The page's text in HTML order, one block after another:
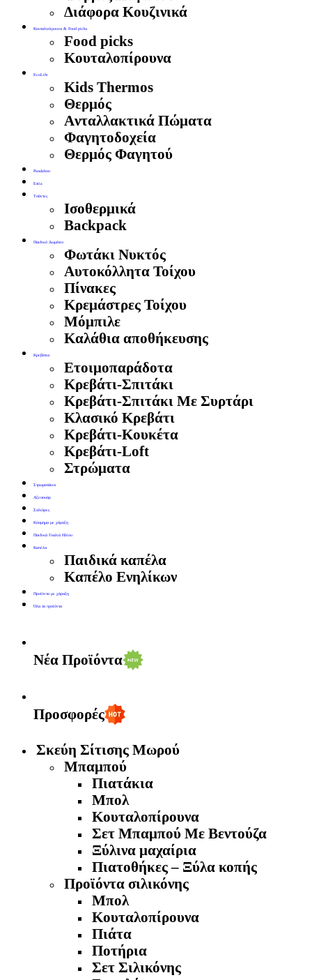
Διάφορα Κουζινικά
Κουταλοπίρουνα & Food picks
Food picks
Κουταλοπίρουνα
EcoLife
Kids Thermos
Θερμός
Aνταλλακτικά Πώματα
Φαγητοδοχεία
Θερμός Φαγητού
Pandaboo
Estia
Τσάντες
Ισοθερμικά
Backpack
Παιδικό Δωμάτιο
Φωτάκι Νυκτός
Αυτοκόλλητα Τοίχου
Πίνακες
Κρεμάστρες Τοίχου
Μόμπιλε
Καλάθια αποθήκευσης
Κρεβάτια
Ετοιμοπαράδοτα
Κρεβάτι-Σπιτάκι
Κρεβάτι-Σπιτάκι Με Συρτάρι
Κλασικό Κρεβάτι
Κρεβάτι-Κουκέτα
Κρεβάτι-Loft
Στρώματα
Στρωματάκια
Αξεσουάρ
Σαλιάρες
Κόσμημα με χάραξη
Παιδικά Γυαλιά Ηλίου
Καπέλα
Παιδικά καπέλα
Καπέλο Ενηλίκων
Προϊόντα με χάραξη
Όλα τα προϊόντα
Νέα Προϊόντα
Προσφορές
Σκεύη Σίτισης Μωρού
Μπαμπού
Πιατάκια
Μπολ
Κουταλοπίρουνα
Σετ Μπαμπού Με Βεντούζα
Ξύλινα μαχαίρια
Πιατοθήκες – Ξύλα κοπής
Προϊόντα σιλικόνης
Μπολ
Κουταλοπίρουνα
Πιάτα
Ποτήρια
Σετ Σιλικόνης